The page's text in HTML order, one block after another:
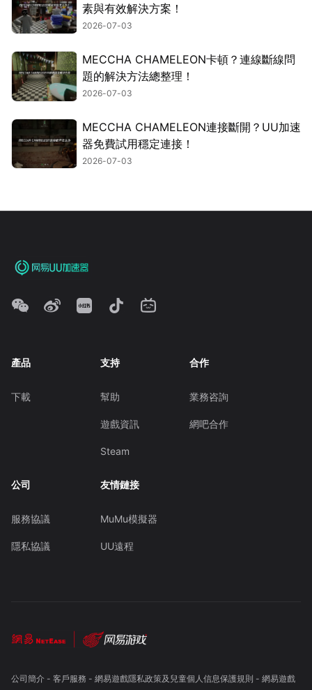
素與有效解決方案！
2026-07-03
MECCHA CHAMELEON卡頓？連線斷線問
題的解決方法總整理！
2026-07-03
MECCHA CHAMELEON連接斷開？UU加速
器免費試用穩定連接！
2026-07-03
產品
下載
支持
幫助
遊戲資訊
Steam
合作
業務咨詢
網吧合作
公司
服務協議
隱私協議
友情鏈接
MuMu模擬器
UU遠程
公司簡介- 客戶服務 - 網易遊戲隱私政策及兒童個人信息保護規則 - 網易遊戲